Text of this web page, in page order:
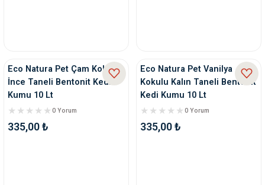
Eco Natura Pet Çam Kokulu
İnce Taneli Bentonit Kedi
Kumu 10 Lt
0 Yorum
335,00 ₺
Eco Natura Pet Vanilya
Kokulu Kalın Taneli Bentonit
Kedi Kumu 10 Lt
0 Yorum
335,00 ₺